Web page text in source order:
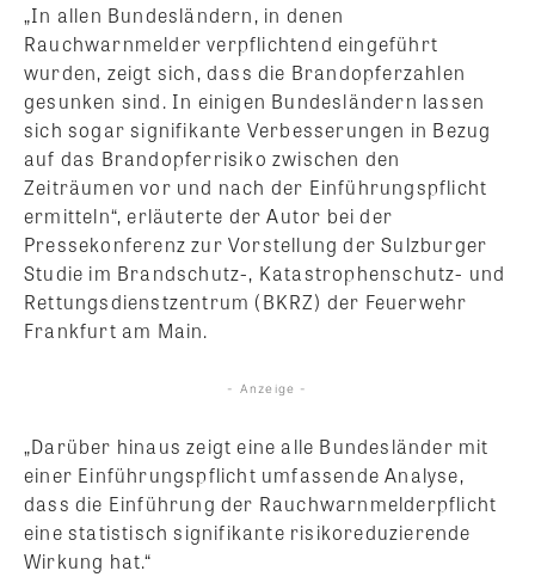
„In allen Bundesländern, in denen
Rauchwarnmelder verpflichtend eingeführt
wurden, zeigt sich, dass die Brandopferzahlen
gesunken sind. In einigen Bundesländern lassen
sich sogar signifikante Verbesserungen in Bezug
auf das Brandopferrisiko zwischen den
Zeiträumen vor und nach der Einführungspflicht
ermitteln“, erläuterte der Autor bei der
Pressekonferenz zur Vorstellung der Sulzburger
Studie im Brandschutz-, Katastrophenschutz- und
Rettungsdienstzentrum (BKRZ) der Feuerwehr
Frankfurt am Main.
- Anzeige -
„Darüber hinaus zeigt eine alle Bundesländer mit
einer Einführungspflicht umfassende Analyse,
dass die Einführung der Rauchwarnmelderpflicht
eine statistisch signifikante risikoreduzierende
Wirkung hat.“